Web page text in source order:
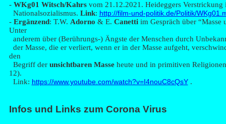
- WKg01 Witsch/Kahrsvom 21.12.2021. Heideggers Verstrickung
Nationalsozialismus. Link: http://film-und-politik.de/Politik/
- Ergänzend: T.W. Adorno & E. Canettiim Gespräch über “Masse
Unter
anderem über (Berührungs-) Ängste der Menschen durch
der Masse, die er verliert, wenn er in der Masse aufgeht,
den
Begriff der unsichtbaren Masseheute und in primitiven
12).
Link: https://www.youtube.com/watch?v=I4nouC8cQsY.
Infos und Links zum Corona Virus